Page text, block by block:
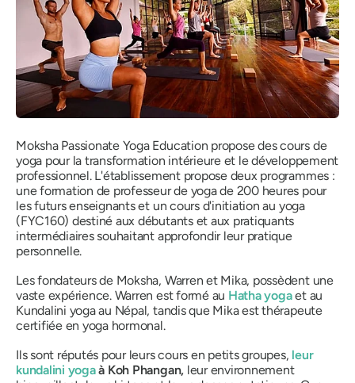
Moksha Passionate Yoga Education propose des cours de
yoga pour la transformation intérieure et le développement
professionnel. L'établissement propose deux programmes :
une formation de professeur de yoga de 200 heures pour
les futurs enseignants et un cours d'initiation au yoga
(FYC160) destiné aux débutants et aux pratiquants
intermédiaires souhaitant approfondir leur pratique
personnelle.
Les fondateurs de Moksha, Warren et Mika, possèdent une
vaste expérience. Warren est formé au Hatha yogaet au
Kundalini yoga au Népal, tandis que Mika est thérapeute
certifiée en yoga hormonal.
Ils sont réputés pour leurs cours en petits groupes, leur
kundalini yogaà Koh Phangan, leur environnement